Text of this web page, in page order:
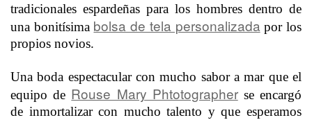
tradicionales espardeñas para los hombres dentro de
una bonitísima bolsa de tela personalizada por los
propios novios.
Una boda espectacular con mucho sabor a mar que el
equipo de Rouse Mary Phtotographerse encargó
de inmortalizar con mucho talento y que esperamos